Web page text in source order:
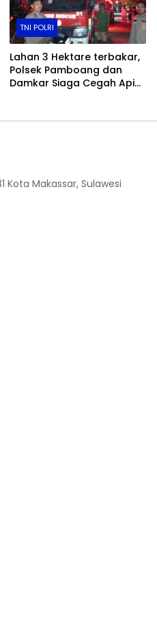
TNI POLRI
Lahan 3 Hektare terbakar,
Polsek Pamboang dan
Damkar Siaga Cegah Api
Kota Makassar, Sulawesi